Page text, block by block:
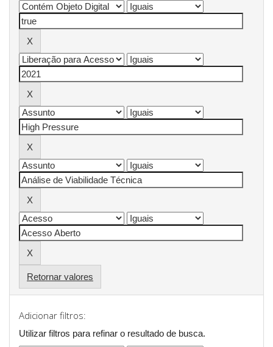
Retornar valores
Adicionar filtros:
Utilizar filtros para refinar o resultado de busca.